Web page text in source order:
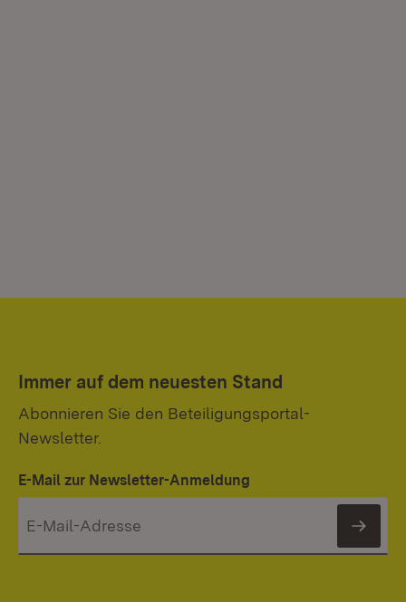
Immer auf dem neuesten Stand
Abonnieren Sie den Beteiligungsportal-
Newsletter.
E-Mail zur Newsletter-Anmeldung